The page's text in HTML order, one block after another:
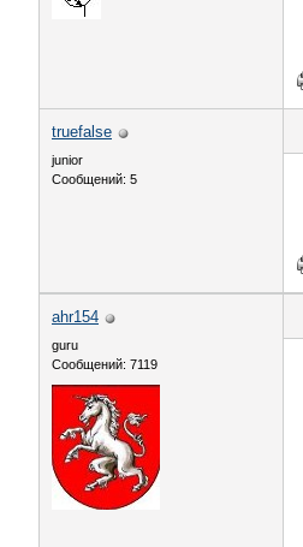
truefalse
junior
Сообщений: 5
ahr154
guru
Сообщений: 7119